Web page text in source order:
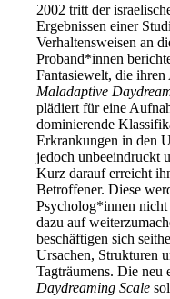
2002 tritt der
Ergebnissen einer
Verhaltensweisen an
Proband*innen
Fantasiewelt, die
Maladaptive
plädiert für eine
dominierende
Erkrankungen in den
jedoch unbeeindruckt
Kurz darauf erreicht
Betroffener. Diese
Psycholog*innen nicht
dazu auf
beschäftigen sich
Ursachen, Strukturen
Tagträumens. Die neu
Daydreaming Scale